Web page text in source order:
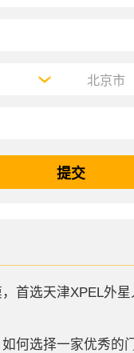
何选择一家优秀的